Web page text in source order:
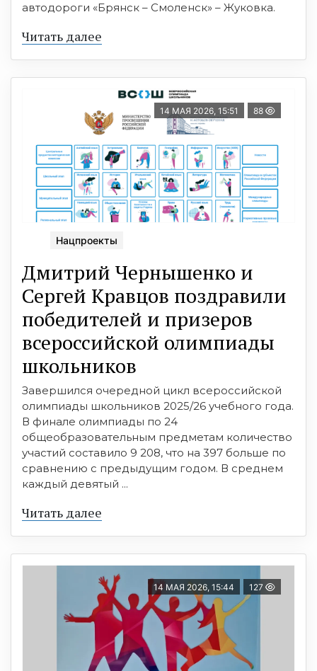
автодороги «Брянск – Смоленск» – Жуковка.
Читать далее
14 МАЯ 2026, 15:51 88
Нацпроекты
Дмитрий Чернышенко и
Сергей Кравцов поздравили
победителей и призеров
всероссийской олимпиады
школьников
Завершился очередной цикл всероссийской
олимпиады школьников 2025/26 учебного года.
В финале олимпиады по 24
общеобразовательным предметам количество
участий составило 9 208, что на 397 больше по
сравнению с предыдущим годом. В среднем
каждый девятый ...
Читать далее
14 МАЯ 2026, 15:44 127